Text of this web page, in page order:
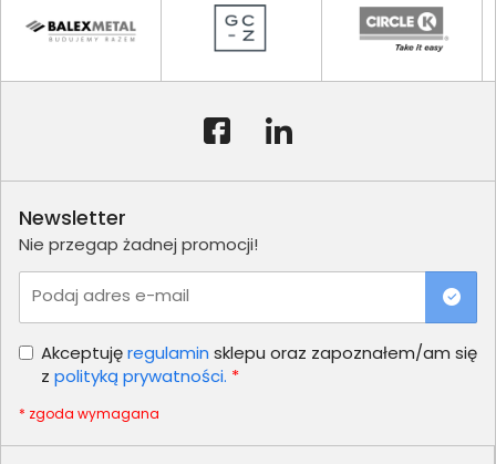
Newsletter
Nie przegap żadnej promocji!
Podaj adres e-mail
Akceptujęregulamin sklepu oraz zapoznałem/am się
z polityką prywatności. *
* zgoda wymagana